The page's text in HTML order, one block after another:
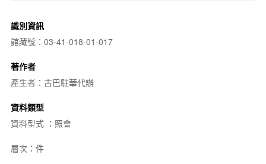
識別資訊
館藏號：03-41-018-01-017
著作者
產生者：古巴駐華代辦
資料類型
資料型式 ：照會
層次：件